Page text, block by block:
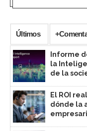
Últimos
Informe
la
de la
El ROI
dónde la